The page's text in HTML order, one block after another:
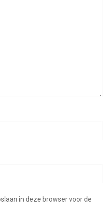
in deze browser voor de